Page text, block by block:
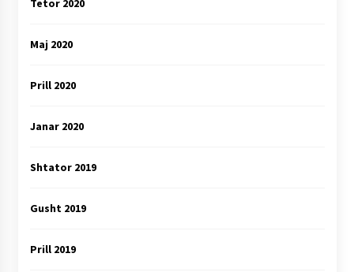
Tetor 2020
Maj 2020
Prill 2020
Janar 2020
Shtator 2019
Gusht 2019
Prill 2019